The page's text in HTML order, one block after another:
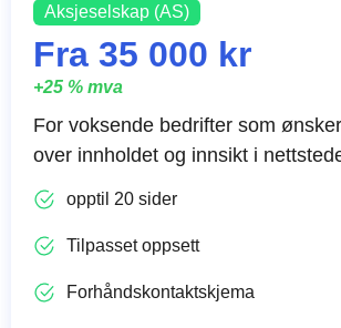
Aksjeselskap (AS)
Fra 35 000 kr
+25 % mva
For voksende bedrifter som
over innholdet og innsikt i
opptil 20 sider
Tilpasset oppsett
Forhåndskontaktskjema